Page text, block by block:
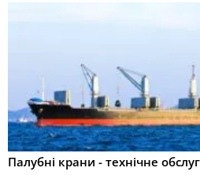
Палубні крани - технічне